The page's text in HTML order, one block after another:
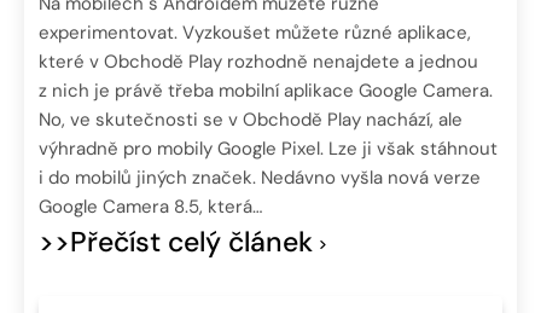
experimentovat. Vyzkoušet můžete různé aplikace,
které v Obchodě Play rozhodně nenajdete a jednou
z nich je právě třeba mobilní aplikace Google Camera.
No, ve skutečnosti se v Obchodě Play nachází, ale
výhradně pro mobily Google Pixel. Lze ji však stáhnout
i do mobilů jiných značek. Nedávno vyšla nová verze
Google Camera 8.5, která…
>>Přečíst celý článek